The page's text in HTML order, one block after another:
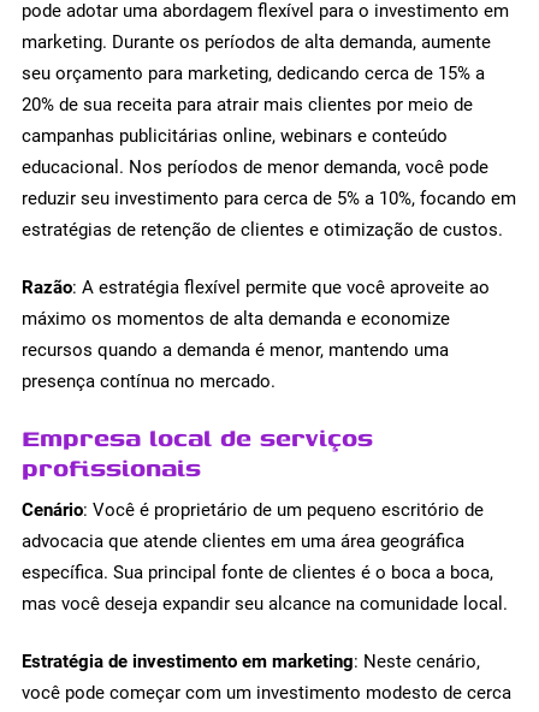
pode adotar uma abordagem flexível para o investimento em
marketing. Durante os períodos de alta demanda, aumente
seu orçamento para marketing, dedicando cerca de 15% a
20% de sua receita para atrair mais clientes por meio de
campanhas publicitárias online, webinars e conteúdo
educacional. Nos períodos de menor demanda, você pode
reduzir seu investimento para cerca de 5% a 10%, focando em
estratégias de retenção de clientes e otimização de custos.
Razão: A estratégia flexível permite que você aproveite ao
máximo os momentos de alta demanda e economize
recursos quando a demanda é menor, mantendo uma
presença contínua no mercado.
Empresa local de serviços
profissionais
Cenário: Você é proprietário de um pequeno escritório de
advocacia que atende clientes em uma área geográfica
específica. Sua principal fonte de clientes é o boca a boca,
mas você deseja expandir seu alcance na comunidade local.
Estratégia de investimento em marketing: Neste cenário,
você pode começar com um investimento modesto de cerca